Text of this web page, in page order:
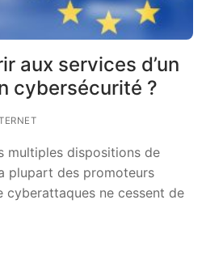
aux services d’un
cybersécurité ?
multiples dispositions de
plupart des promoteurs
cyberattaques ne cessent de